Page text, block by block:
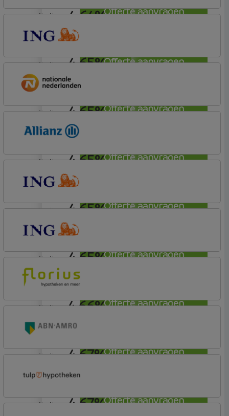
Offerte aanvragen
4,64%
Offerte aanvragen
annuiteit
4,65%
Offerte aanvragen
Tulp Compleet Hypotheken
annuiteit
4,65%
Offerte aanvragen
Basis (Incl. Korting)
annuiteit
4,65%
Offerte aanvragen
Nationale Nederlanden
annuiteit
4,65%
Offerte aanvragen
Allianz
annuiteit
4,65%
Offerte aanvragen
Basis (Incl. Korting)
annuiteit
4,66%
Offerte aanvragen
ING Bank
Basis (Incl. Korting)
annuiteit
4,67%
Offerte aanvragen
Profijt twaalf
annuiteit
4,67%
Budget (Incl. Korting)
annuiteit